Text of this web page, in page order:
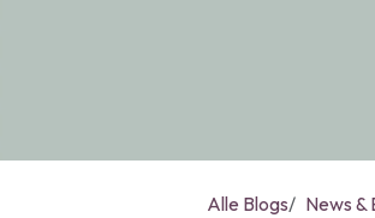
Alle Blogs News &